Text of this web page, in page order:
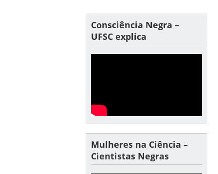
Consciência Negra –
UFSC explica
Mulheres na Ciência –
Cientistas Negras